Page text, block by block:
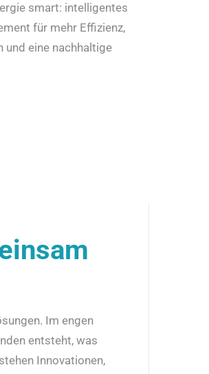
smart: intelligentes
für mehr Effizienz,
und eine nachhaltige
Im engen
entsteht, was
Innovationen,